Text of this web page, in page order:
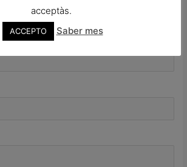
acceptàs.
ACCEPTO Saber mes